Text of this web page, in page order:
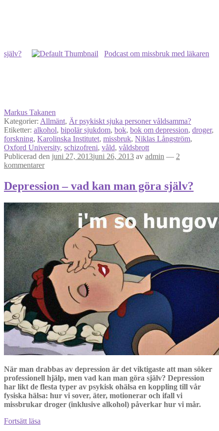
själv? Podcast om missbruk med läkaren
Markus Takanen
Kategorier: Allmänt, Är psykiskt sjuka personer våldsamma?
Etiketter: alkohol, bipolär sjukdom, bok, bok om depression, droger,
forskning, Karolinska Institutet, missbruk, Niklas Långström,
Oxford University, schizofreni, våld, våldsbrott
Publicerad den juni 27, 2013juni 26, 2013 av admin — 2
kommentarer
Depression – vad kan man göra själv?
När man drabbas av depression är det viktigaste att man söker
professionell hjälp, men vad kan man göra själv? Depression
har likt de flesta typer av psykisk ohälsa en koppling till vår
fysiska hälsa: hur vi sover, äter, motionerar och ifall vi
missbrukar droger (inklusive alkohol) påverkar hur vi mår.
Fortsätt läsa